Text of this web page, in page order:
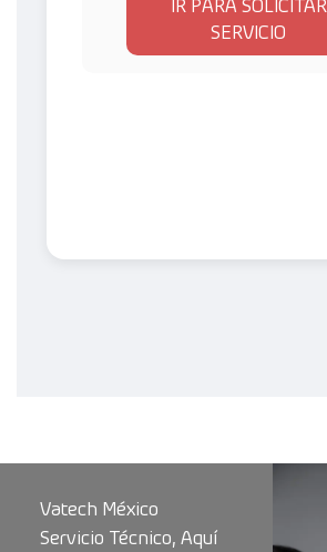
SERVICIO
Vatech México
Servicio Técnico, Aquí